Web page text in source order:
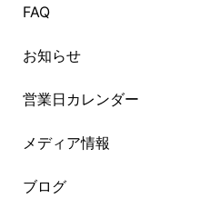
FAQ
お知らせ
営業日カレンダー
メディア情報
ブログ